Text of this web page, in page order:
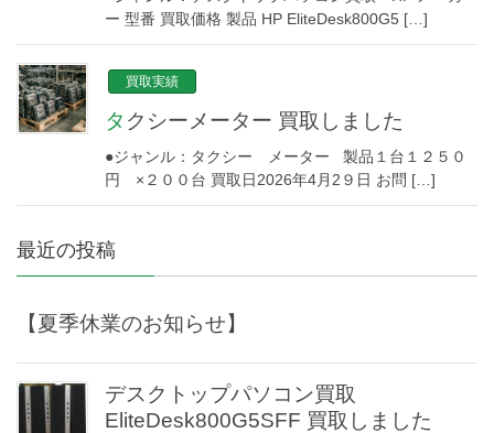
ー 型番 買取価格 製品 HP EliteDesk800G5 […]
買取実績
タクシーメーター 買取しました
●ジャンル：タクシー メーター 製品１台１２５０
円 ×２００台 買取日2026年4月2９日 お問 […]
最近の投稿
【夏季休業のお知らせ】
デスクトップパソコン買取
EliteDesk800G5SFF 買取しました